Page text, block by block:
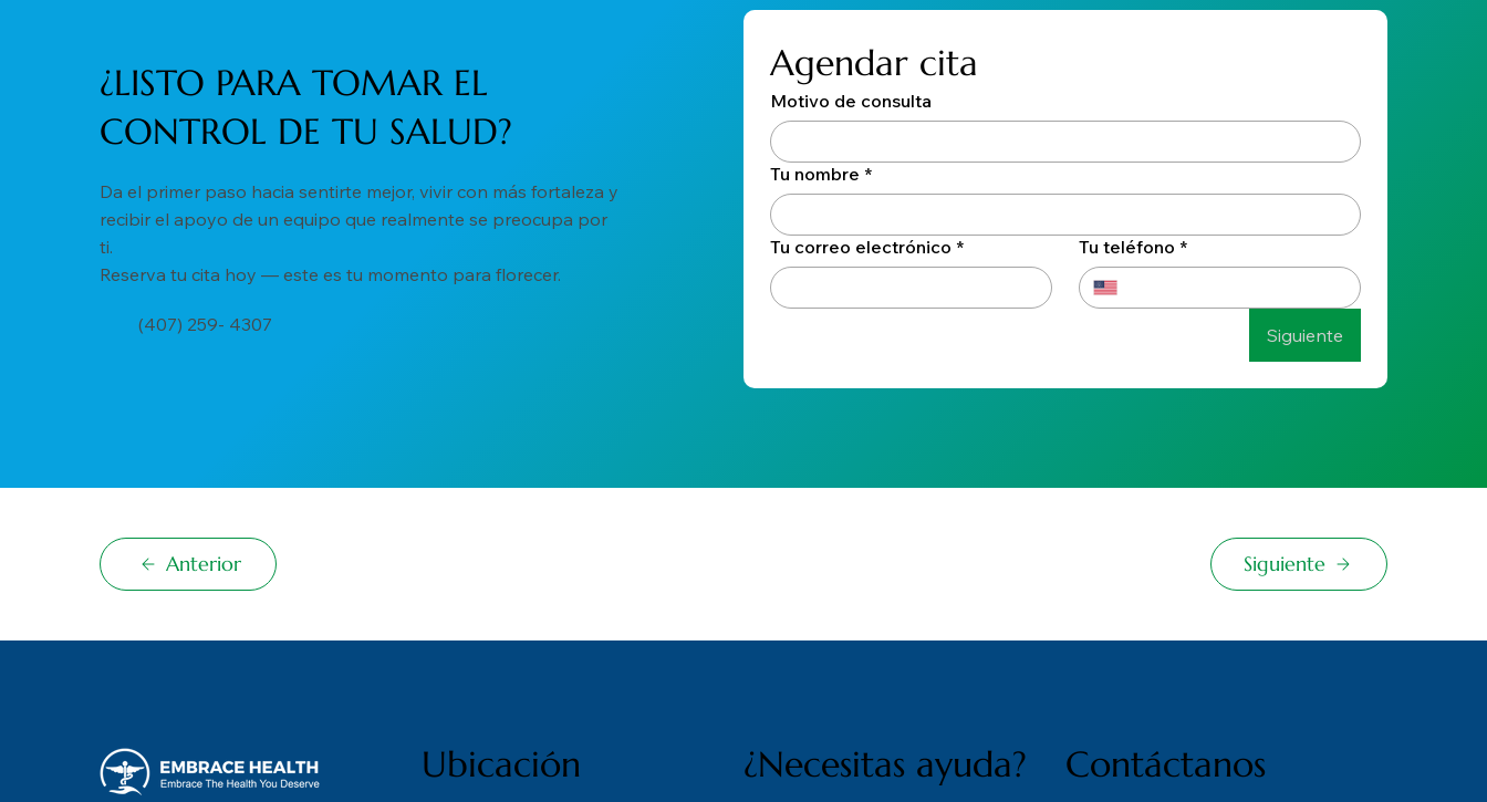
Anterior Siguiente
¿LISTO PARA TOMAR EL
CONTROL DE TU SALUD?
Da el primer paso hacia sentirte mejor, vivir con más fortaleza y
recibir el apoyo de un equipo que realmente se preocupa por
ti.
Reserva tu cita hoy — este es tu momento para florecer.
(407) 259- 4307
Agendar cita
Motivo de consulta
Tu nombre *
Tu correo electrónico * Tu teléfono *
Siguiente
Ubicación ¿Necesitas ayuda? Contáctanos